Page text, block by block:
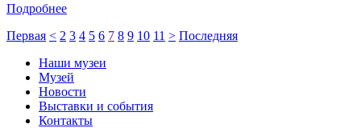
Подробнее
Первая < 2 3 4 5 6 7 8 9 10 11 > Последняя
Наши музеи
Музей
Новости
Выставки и события
Контакты